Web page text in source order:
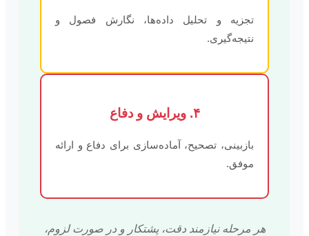
تجزیه و تحلیل داده‌ها، نگارش فصول و
نتیجه‌گیری.
۴. ویرایش و دفاع
بازبینی، تصحیح، آماده‌سازی برای دفاع و ارائه
موفق.
هر مرحله نیازمند دقت، پشتکار و در صورت لزوم،